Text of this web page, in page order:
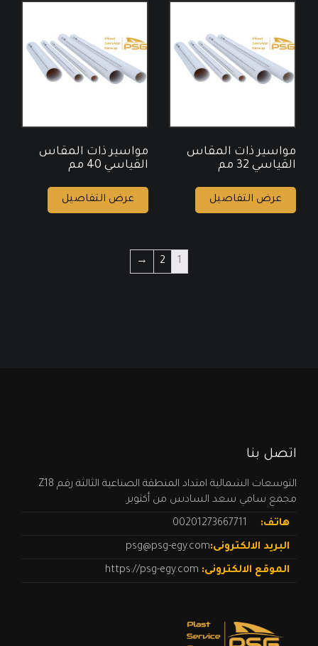
مواسير ذات المقاس
القياسي 40 مم
عرض التفاصيل
مواسير ذات المقاس
القياسي 32 مم
عرض التفاصيل
1
2
→
اتصل بنا
التوسعات الشمالية امتداد المنطقة الصناعية الثالثة رقم Z18
مجمع سامي سعد السادس من أكتوبر.
هاتف: 00201273667711
البريد الالكترونى:psg@psg-egy.com
الموقع الالكترونى: